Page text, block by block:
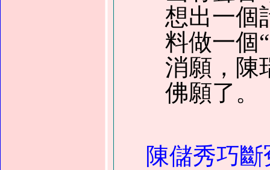
想出一個
料做一個
消願，陳
佛願了。
陳儲秀巧斷